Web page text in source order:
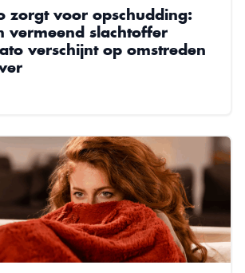
zorgt voor opschudding:
vermeend slachtoffer
verschijnt op omstreden